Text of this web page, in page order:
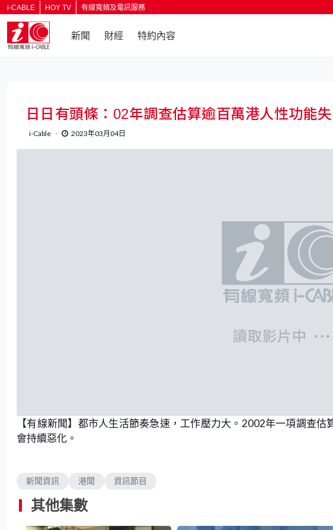
i-CABLE HOY TV 有線寬頻及電訊服務
新聞 財經 特約內容
返回
日日有頭條：02年調查估算逾百萬港人性功能
i-Cable 2023年03月04日
【有線新聞】都市人生活節奏急速，工作壓力大。2002年一項調查
會持續惡化。
新聞資訊 港聞 資訊節目
其他集數